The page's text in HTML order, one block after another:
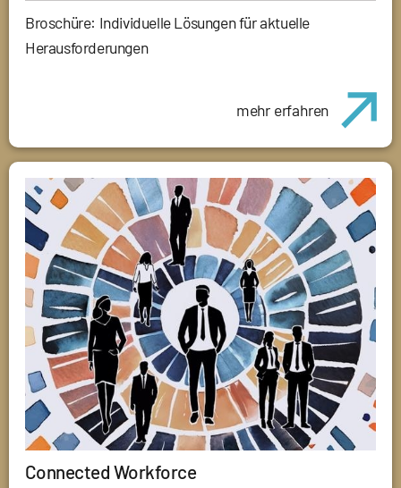
Broschüre: Individuelle Lösungen für aktuelle
Herausforderungen
mehr erfahren
Connected Workforce